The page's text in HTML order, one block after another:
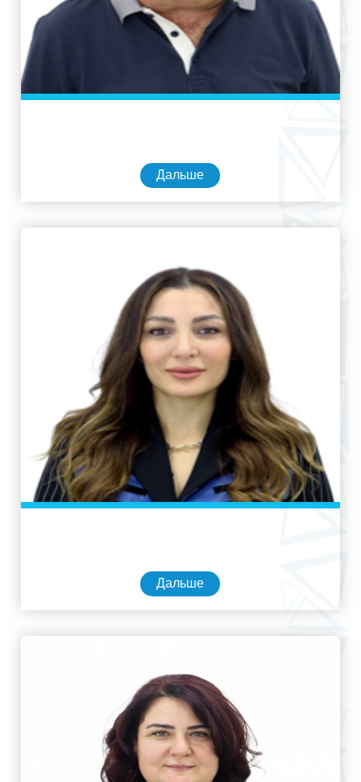
Дальше
Дальше